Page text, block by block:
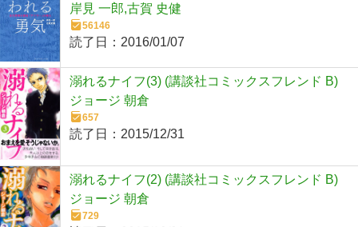
岸見 一郎,古賀 史健
56146
読了日： 2016/01/07
溺れるナイフ(3) (講談社コミックスフレンド B)
ジョージ 朝倉
657
読了日： 2015/12/31
溺れるナイフ(2) (講談社コミックスフレンド B)
ジョージ 朝倉
729